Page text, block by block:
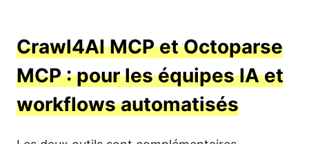
Crawl4AI MCP et Octoparse
MCP : pour les équipes IA et
workflows automatisés